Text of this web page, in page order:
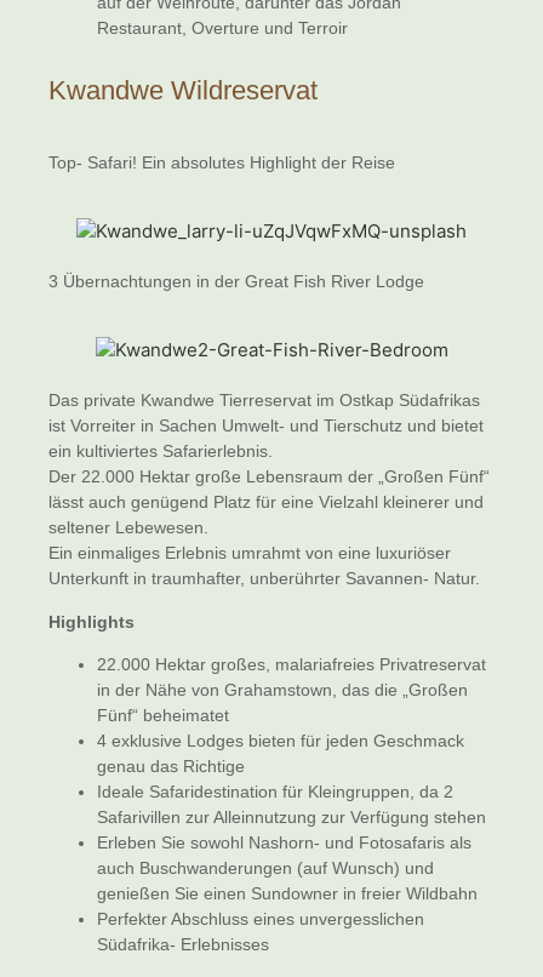
Restaurant, Overture und Terroir
Kwandwe Wildreservat
Top- Safari! Ein absolutes Highlight der Reise
3 Übernachtungen in der Great Fish River Lodge
Das private Kwandwe Tierreservat im Ostkap Südafrikas
ist Vorreiter in Sachen Umwelt- und Tierschutz und bietet
ein kultiviertes Safarierlebnis.
Der 22.000 Hektar große Lebensraum der „Großen Fünf“
lässt auch genügend Platz für eine Vielzahl kleinerer und
seltener Lebewesen.
Ein einmaliges Erlebnis umrahmt von eine luxuriöser
Unterkunft in traumhafter, unberührter Savannen- Natur.
Highlights
22.000 Hektar großes, malariafreies Privatreservat
in der Nähe von Grahamstown, das die „Großen
Fünf“ beheimatet
4 exklusive Lodges bieten für jeden Geschmack
genau das Richtige
Ideale Safaridestination für Kleingruppen, da 2
Safarivillen zur Alleinnutzung zur Verfügung stehen
Erleben Sie sowohl Nashorn- und Fotosafaris als
auch Buschwanderungen (auf Wunsch) und
genießen Sie einen Sundowner in freier Wildbahn
Perfekter Abschluss eines unvergesslichen
Südafrika- Erlebnisses